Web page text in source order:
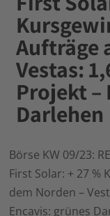
Aufträge
Vestas:
Projekt –
Darlehen
Börse KW 09/23:
First Solar: + 27 %
dem Norden –
Encavis: grünes